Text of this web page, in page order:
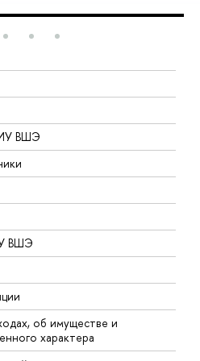
ВШЭ
ВШЭ
об имуществе и
характера